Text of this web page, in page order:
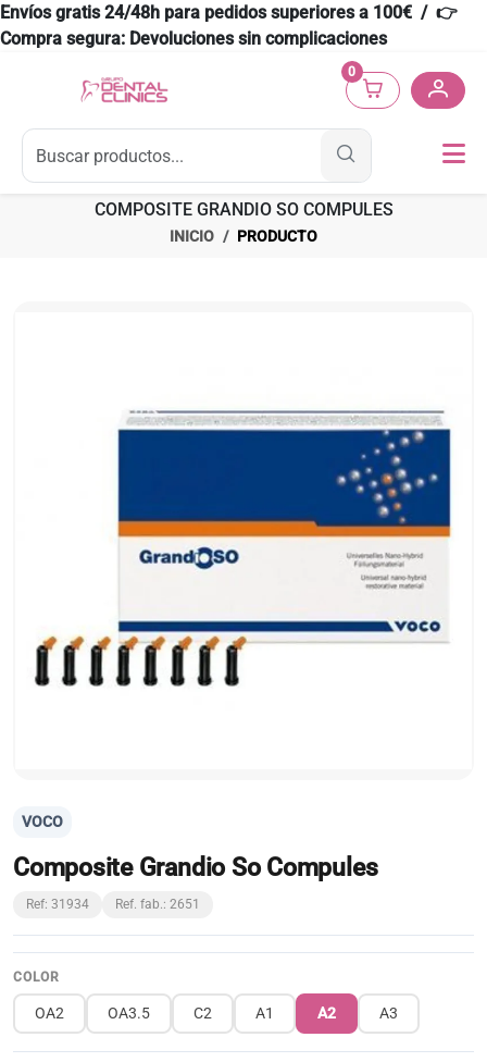
Envíos gratis 24/48h para pedidos superiores a 100€ / 👉
Compra segura: Devoluciones sin complicaciones
0
COMPOSITE GRANDIO SO COMPULES
INICIO PRODUCTO
VOCO
Composite Grandio So Compules
Ref: 31934 Ref. fab.: 2651
COLOR
OA2 OA3.5 C2 A1 A2 A3